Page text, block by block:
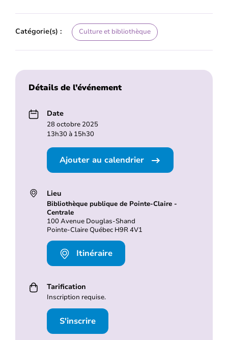
Catégorie(s) : Culture et bibliothèque
Détails de l’événement
Date
28 octobre 2025
13h30 à 15h30
Ajouter au calendrier
Lieu
Bibliothèque publique de Pointe-Claire -
Centrale
100 Avenue Douglas-Shand
Pointe-Claire Québec H9R 4V1
Itinéraire
Tarification
Inscription requise.
S'inscrire